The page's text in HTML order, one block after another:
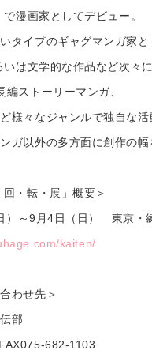
漫画家としてデビュー。
タイプのギャグマンガ家と
は文学的な作品など次々に
ストーリーマンガ、
様々なジャンルで独自な活
ガ以外の多方面に創作の幅
・転・展」概要＞
）～9月4日（日） 東京
kaiten/
わせ先＞
部
682-1103